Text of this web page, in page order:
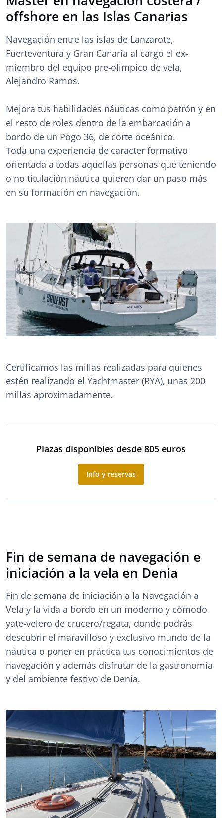
offshore en las Islas Canarias
Navegación entre las islas de Lanzarote,
Fuerteventura y Gran Canaria al cargo el ex-
miembro del equipo pre-olimpico de vela,
Alejandro Ramos.
Mejora tus habilidades náuticas como patrón y en
el resto de roles dentro de la embarcación a
bordo de un Pogo 36, de corte oceánico.
Toda una experiencia de caracter formativo
orientada a todas aquellas personas que teniendo
o no titulación náutica quieren dar un paso más
en su formación en navegación.
Certificamos las millas realizadas para quienes
estén realizando el Yachtmaster (RYA), unas 200
millas aproximadamente.
Plazas disponibles desde 805 euros
Info y reservas
Fin de semana de navegación e
iniciación a la vela en Denia
Fin de semana de iniciación a la Navegación a
Vela y la vida a bordo en un moderno y cómodo
yate-velero de crucero/regata, donde podrás
descubrir el maravilloso y exclusivo mundo de la
náutica o poner en práctica tus conocimientos de
navegación y además disfrutar de la gastronomía
y del ambiente festivo de Denia.